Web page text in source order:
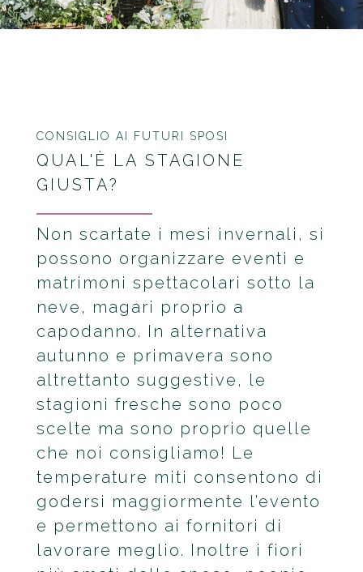
CONSIGLIO AI FUTURI SPOSI
QUAL'È LA STAGIONE
GIUSTA?
Non scartate i mesi invernali, si
possono organizzare eventi e
matrimoni spettacolari sotto la
neve, magari proprio a
capodanno. In alternativa
autunno e primavera sono
altrettanto suggestive, le
stagioni fresche sono poco
scelte ma sono proprio quelle
che noi consigliamo! Le
temperature miti consentono di
godersi maggiormente l’evento
e permettono ai fornitori di
lavorare meglio. Inoltre i fiori